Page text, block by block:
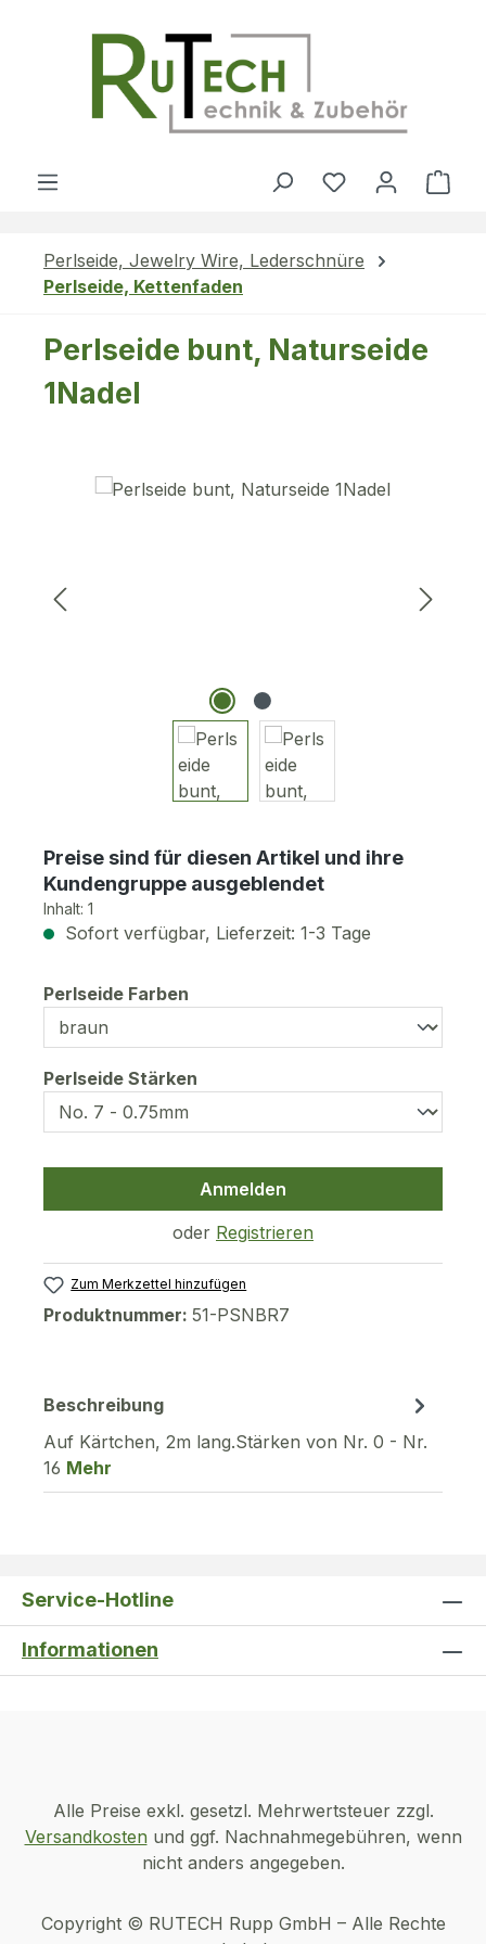
Du hast 0
Perlseide, Jewelry Wire, Lederschnüre
Perlseide, Kettenfaden
Perlseide bunt, Naturseide
1Nadel
Bildergalerie überspringen
Preise sind für diesen Artikel und ihre
Kundengruppe ausgeblendet
Inhalt: 1
Sofort verfügbar, Lieferzeit: 1-3 Tage
Perlseide Farben
Perlseide Stärken
Anmelden
oder Registrieren
Zum Merkzettel hinzufügen
Produktnummer: 51-PSNBR7
Beschreibung
Auf Kärtchen, 2m lang.Stärken von Nr. 0 - Nr.
16 Mehr
Service-Hotline
Informationen
Alle Preise exkl. gesetzl. Mehrwertsteuer zzgl.
Versandkosten und ggf. Nachnahmegebühren, wenn
nicht anders angegeben.
Copyright © RUTECH Rupp GmbH – Alle Rechte